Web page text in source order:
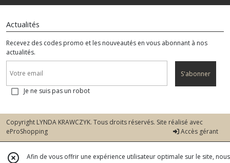
Actualités
Recevez des codes promo et les nouveautés en vous abonnant à nos
actualités.
S'abonner
Je ne suis pas un robot
Copyright LYNDA KRAWCZYK. Tous droits réservés. Site réalisé avec
eProShopping
Accès gérant
Afin de vous offrir une expérience utilisateur optimale sur le site, nous